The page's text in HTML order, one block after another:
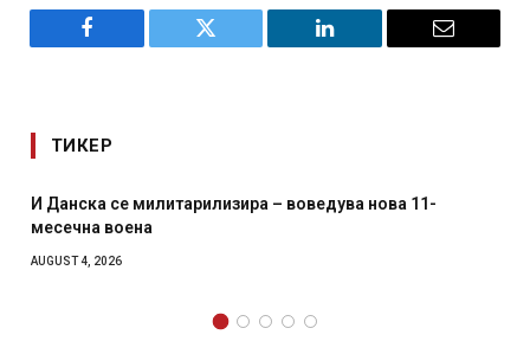
Facebook Twitter LinkedIn Email
ТИКЕР
11-
Уште двајца починаа од повредите во
главниот град на Русуија – експлозивот бил